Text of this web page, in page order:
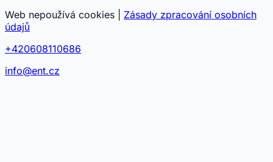
Web nepoužívá cookies | Zásady zpracování osobních
údajů
+420608110686
info@ent.cz